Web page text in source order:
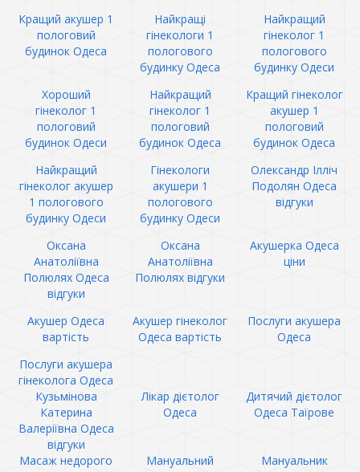
Кращий акушер 1
пологовий
будинок Одеса
Найкращі
гінекологи 1
пологового
будинку Одеса
Найкращий
гінеколог 1
пологового
будинку Одеси
Хороший
гінеколог 1
пологовий
будинок Одеси
Найкращий
гінеколог 1
пологовий
будинок Одеса
Кращий гінеколог
акушер 1
пологовий
будинок Одеса
Найкращий
гінеколог акушер
1 пологового
будинку Одеси
Гінекологи
акушери 1
пологового
будинку Одеси
Олександр Ілліч
Подолян Одеса
відгуки
Оксана
Анатоліївна
Полюлях Одеса
відгуки
Оксана
Анатоліївна
Полюлях відгуки
Акушерка Одеса
ціни
Акушер Одеса
вартість
Акушер гінеколог
Одеса вартість
Послуги акушера
Одеса
Послуги акушера
гінеколога Одеса
Кузьмінова
Катерина
Валеріївна Одеса
відгуки
Лікар дієтолог
Одеса
Дитячий дієтолог
Одеса Таїрове
Масаж недорого
Мануальний
Мануальник